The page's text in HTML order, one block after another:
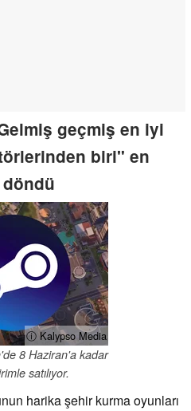
geçmiş en iyi
biri" en
ⓘ Kalypso Media
8 Haziran'a kadar
satılıyor.
harika şehir kurma oyunları